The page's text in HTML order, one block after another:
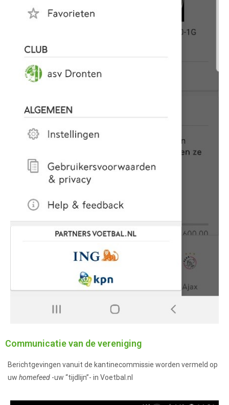
Communicatie van de vereniging
Berichtgevingen vanuit de kantinecommissie worden vermeld op
uw homefeed -uw “tijdlijn”- in Voetbal.nl